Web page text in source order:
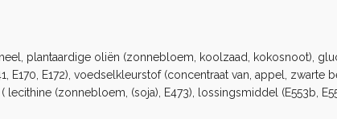
plantaardige oliën (zonnebloem, koolzaad, kokosnoot),
E170, E172), voedselkleurstof (concentraat van, appel, zwarte
(zonnebloem, (soja), E473), lossingsmiddel (E553b,